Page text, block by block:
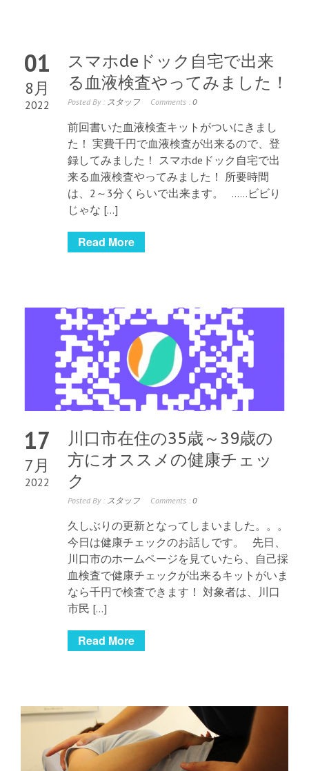
01
8月
2022
スマホdeドック自宅で出来
る血液検査やってみました！
Posted By : スタッフ Comments : 0
前回書いた血液検査キットがついにきまし
た！ 実費千円で血液検査が出来るので、登
録してみました！ スマホdeドック自宅で出
来る血液検査やってみました！ 所要時間
は、2～3分くらいで出来ます。 ……ビビり
じゃな […]
Read More
17
7月
2022
川口市在住の35歳～39歳の
方にオススメの健康チェッ
ク
Posted By : スタッフ Comments : 0
久しぶりの更新となってしまいました。。。
今日は健康チェックのお話しです。 先日、
川口市のホームページを見ていたら、自己採
血検査で健康チェックが出来るキットがいま
なら千円で検査できます！ 対象者は、川口
市民 […]
Read More